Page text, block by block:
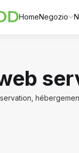
HomeNegozio